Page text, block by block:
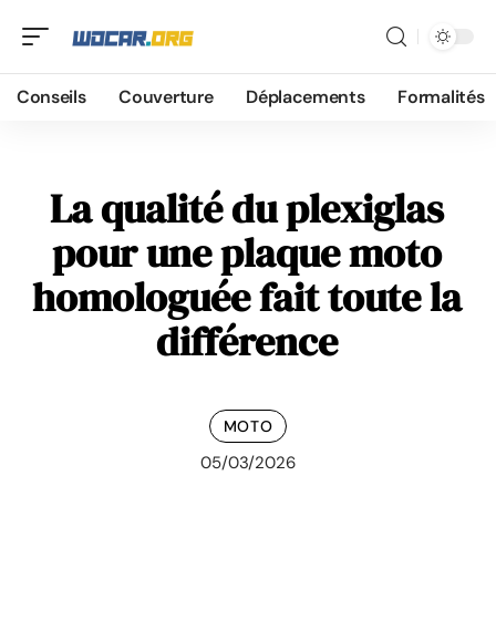
Conseils Couverture Déplacements Formalités
La qualité du plexiglas
pour une plaque moto
homologuée fait toute la
différence
MOTO
05/03/2026